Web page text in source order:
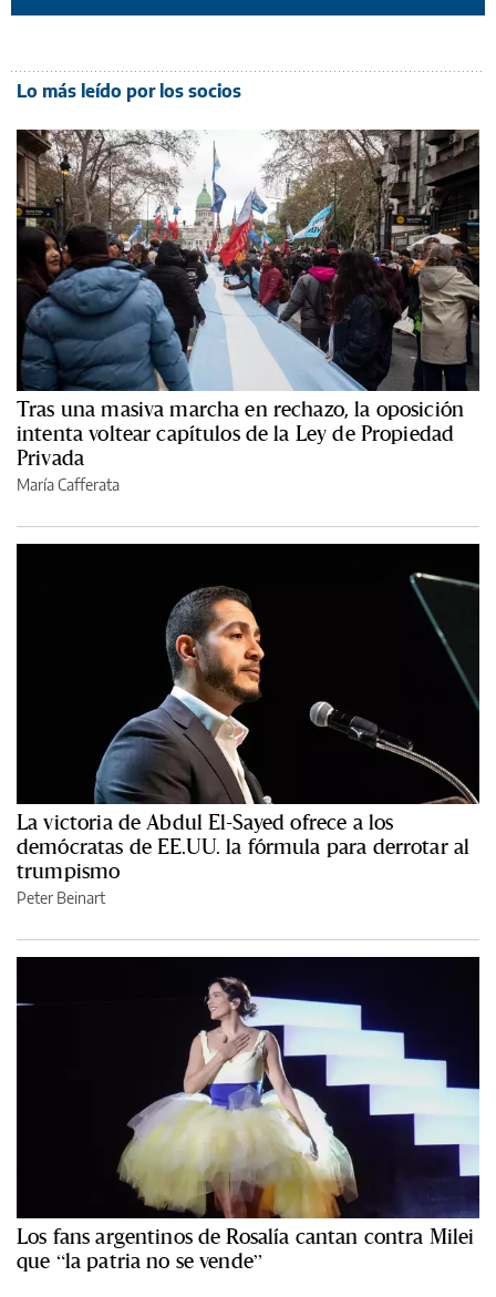
Lo más leído por los socios
Tras una masiva marcha en rechazo, la oposición
intenta voltear capítulos de la Ley de Propiedad
Privada
María Cafferata
La victoria de Abdul El-Sayed ofrece a los
demócratas de EE.UU. la fórmula para derrotar al
trumpismo
Peter Beinart
Los fans argentinos de Rosalía cantan contra Milei
que “la patria no se vende”